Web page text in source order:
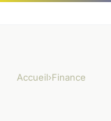
Accueil›Finance